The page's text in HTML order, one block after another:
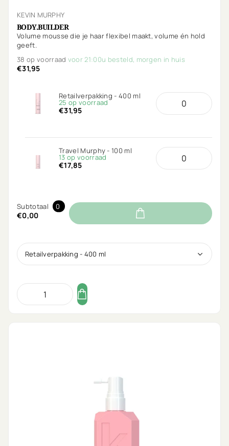
KEVIN MURPHY
BODY.BUILDER
Volume mousse die je haar flexibel maakt, volume én hold
geeft.
38 op voorraad voor 21:00u besteld, morgen in huis
€31,95
Retailverpakking - 400 ml
25 op voorraad
€31,95
Travel Murphy - 100 ml
13 op voorraad
€17,85
Subtotaal 0
€0,00